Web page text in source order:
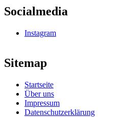
Socialmedia
Instagram
Sitemap
Startseite
Über uns
Impressum
Datenschutzerklärung